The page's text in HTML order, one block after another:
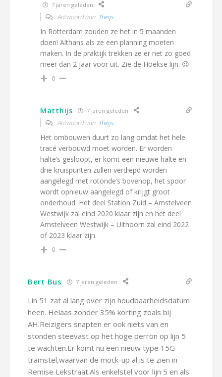
7 jaren geleden
Antwoord aan Theijs
In Rotterdam zouden ze het in 5 maanden
doen! Althans als ze een planning moeten
maken. In de praktijk trekken ze er net zo goed
meer dan 2 jaar voor uit. Zie de Hoekse lijn. 😉
0
Matthijs 7 jaren geleden
Antwoord aan Theijs
Het ombouwen duurt zo lang omdat het hele
tracé verbouwd moet worden. Er worden
halte’s gesloopt, er komt een nieuwe halte en
drie kruispunten zullen verdiepd worden
aangelegd met rotonde’s bovenop, het spoor
wordt opnieuw aangelegd of krijgt groot
onderhoud. Het deel Station Zuid – Amstelveen
Westwijk zal eind 2020 klaar zijn en het deel
Amstelveen Westwijk – Uithoorn zal eind 2022
of 2023 klaar zijn.
0
Bert Bus 7 jaren geleden
Lin 51 zat al lang over zijn houdbaarheidsdatum
heen. Helaas zonder 35% korting zoals bij
AH.Reizigers snapten er ook niets van en
stonden steevast op het hoge perron op lijn 5
te wachten.Er komt nu een nieuw type 15G
tramstel,waarvan de mock-up al is te zien in
Remise Lekstraat.Als enkelstel voor lijn 5 en als